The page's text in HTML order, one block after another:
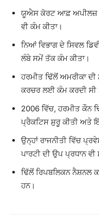
ਯੂਐਸ ਕੋਰਟ ਆਫ਼ ਅਪੀਲਜ਼
ਵੀ ਕੰਮ ਕੀਤਾ।
ਨਿਆਂ ਵਿਭਾਗ ਦੇ ਸਿਵਲ
ਲੰਬੇ ਸਮੇਂ ਤੱਕ ਕੰਮ ਕੀਤਾ।
ਹਰਮੀਤ ਢਿੱਲੋਂ ਅਮਰੀਕਾ
ਕਰਚਰ ਲਈ ਕੰਮ ਕਰਦੀ
2006 ਵਿੱਚ, ਹਰਮੀਤ ਕੌਨ
ਪ੍ਰੈਕਟਿਸ ਸ਼ੁਰੂ ਕੀਤੀ ਅਤੇ
ਉਨ੍ਹਾਂ ਰਾਜਨੀਤੀ ਵਿੱਚ
ਪਾਰਟੀ ਦੀ ਉਪ ਪ੍ਰਧਾਨ ਵੀ
ਢਿੱਲੋਂ ਰਿਪਬਲਿਕਨ ਨੈਸ਼ਨਲ
ਹਨ।